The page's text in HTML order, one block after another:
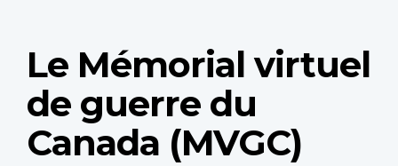
Le Mémorial virtuel
de guerre du
Canada (MVGC)